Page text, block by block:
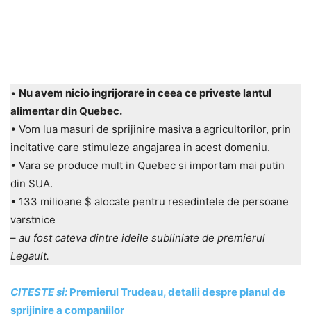
• Nu avem nicio ingrijorare in ceea ce priveste lantul
alimentar din Quebec.
• Vom lua masuri de sprijinire masiva a agricultorilor, prin
incitative care stimuleze angajarea in acest domeniu.
• Vara se produce mult in Quebec si importam mai putin
din SUA.
• 133 milioane $ alocate pentru resedintele de persoane
varstnice
– au fost cateva dintre ideile subliniate de premierul
Legault.
CITESTE si: Premierul Trudeau, detalii despre planul de
sprijinire a companiilor